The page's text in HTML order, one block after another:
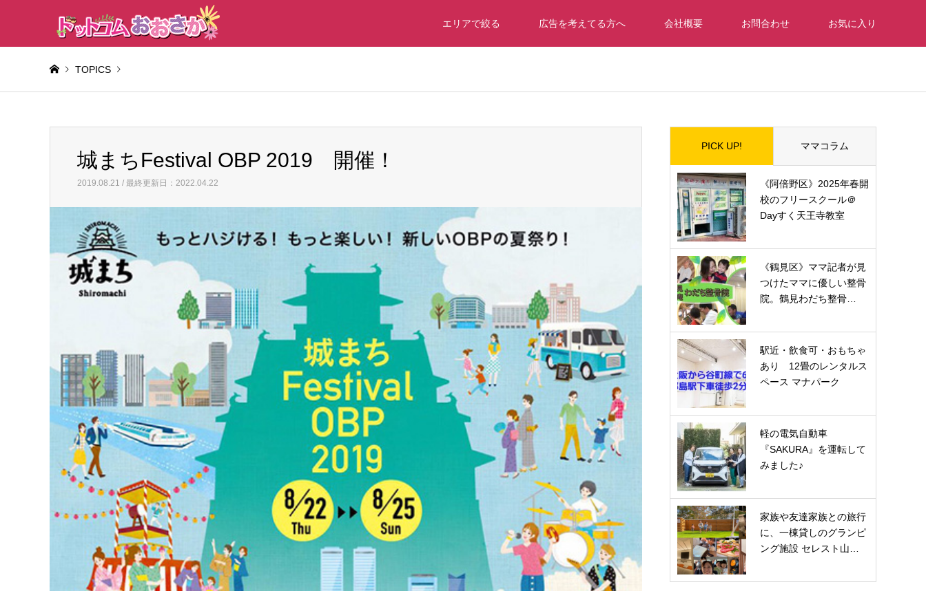
エリアで絞る 広告を考えてる方へ 会社概要 お問合わせ お気に入り
TOPICS
城まちFestival OBP 2019 開催！
城まちFestival OBP 2019 開催！
2019.08.21 / 最終更新日：2022.04.22
PICK UP! ママコラム
《阿倍野区》2025年春開
校のフリースクール＠
Dayすく天王寺教室
《鶴見区》ママ記者が見
つけたママに優しい整骨
院。鶴見わだち整骨…
駅近・飲食可・おもちゃ
あり 12畳のレンタルス
ペース マナパーク
軽の電気自動車
『SAKURA』を運転して
みました♪
家族や友達家族との旅行
に、一棟貸しのグランピ
ング施設 セレスト山…